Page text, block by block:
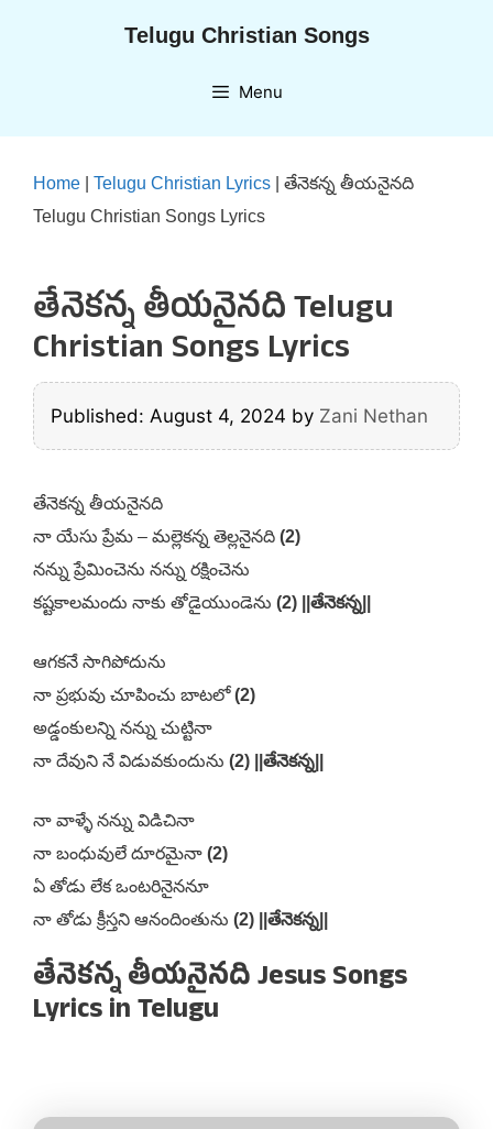
Telugu Christian Songs
Menu
Home Telugu Christian Lyrics
తేనెకన్న తీయనైనది
Telugu Christian Songs Lyrics
తేనెకన్న తీయనైనది Telugu
Christian Songs Lyrics
Published: August 4, 2024 by Zani Nethan
తేనెకన్న తీయనైనది
నా యేసు ప్రేమ – మల్లెకన్న తెల్లనైనది (2)
నన్ను ప్రేమించెను నన్ను రక్షించెను
కష్టకాలమందు నాకు తోడైయుండెను (2) ||తేనెకన్న||
ఆగకనే సాగిపోదును
నా ప్రభువు చూపించు బాటలో(2)
అడ్డంకులన్ని నన్ను చుట్టినా
నా దేవుని నే విడువకుందును (2) ||తేనెకన్న||
నా వాళ్ళే నన్ను విడిచినా
నా బంధువులే దూరమైనా (2)
ఏ తోడు లేక ఒంటరినైననూ
నా తోడు క్రీస్తని ఆనందింతును (2) ||తేనెకన్న||
తేనెకన్న తీయనైనది Jesus Songs
Lyrics in Telugu